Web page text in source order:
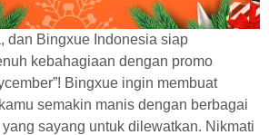
dan Bingxue Indonesia siap
kebahagiaan dengan promo
Bingxue ingin membuat
semakin manis dengan berbagai
sayang untuk dilewatkan. Nikmati